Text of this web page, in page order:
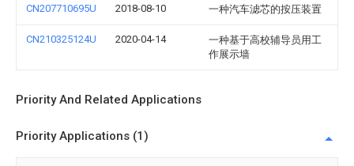
CN207710695U 2018-08-10 一种汽车滤芯的按压装置
CN210325124U 2020-04-14
一种基于高校辅导员用工
作展示墙
Priority And Related Applications
Priority Applications (1)